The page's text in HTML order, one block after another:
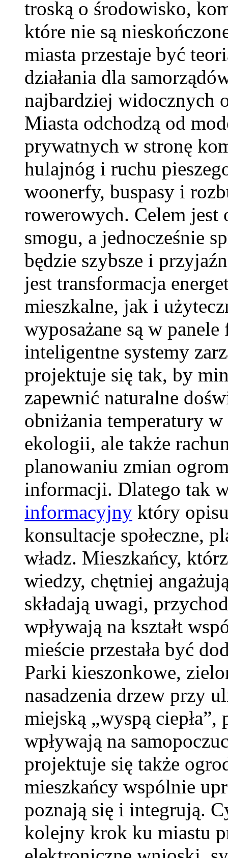
troską o środowisko,
które nie są
miasta przestaje być
działania dla
najbardziej widocznych
Miasta odchodzą od
prywatnych w stronę
hulajnóg i ruchu
woonerfy, buspasy i
rowerowych. Celem jest
smogu, a jednocześnie
będzie szybsze i
jest transformacja
mieszkalne, jak i
wyposażane są w
inteligentne systemy
projektuje się tak, by
zapewnić naturalne
obniżania temperatury
ekologii, ale także
planowaniu zmian
informacji. Dlatego tak
informacyjny który
konsultacje społeczne,
władz. Mieszkańcy,
wiedzy, chętniej
składają uwagi,
wpływają na kształt
mieście przestała być
Parki kieszonkowe,
nasadzenia drzew przy
miejską „wyspą
wpływają na
projektuje się także
mieszkańcy wspólnie
poznają się i integrują.
kolejny krok ku miastu